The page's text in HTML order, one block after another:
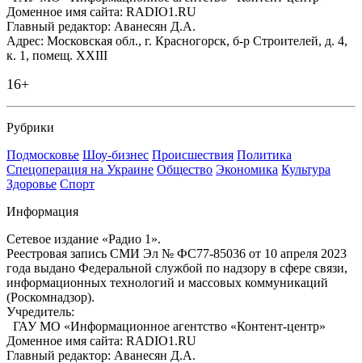
Доменное имя сайта: RADIO1.RU
Главный редактор: Аванесян Д.А.
Адрес: Московская обл., г. Красногорск, б-р Строителей, д. 4,
к. 1, помещ. XXIII
16+
Рубрики
Подмосковье Шоу-бизнес Происшествия Политика
Спецоперация на Украине Общество Экономика Культура
Здоровье Спорт
Информация
Сетевое издание «Радио 1».
Реестровая запись СМИ Эл № ФС77-85036 от 10 апреля 2023
года выдано Федеральной службой по надзору в сфере связи,
информационных технологий и массовых коммуникаций
(Роскомнадзор).
Учредитель:
ГАУ МО «Информационное агентство «Контент-центр»
Доменное имя сайта: RADIO1.RU
Главный редактор: Аванесян Д.А.